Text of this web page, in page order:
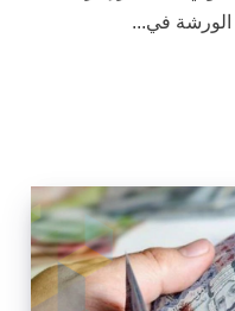
في...